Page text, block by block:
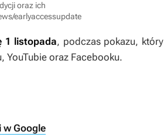
oraz ich
earlyaccessupdate
1 listopada, podczas pokazu, który
YouTubie oraz Facebooku.
w Google